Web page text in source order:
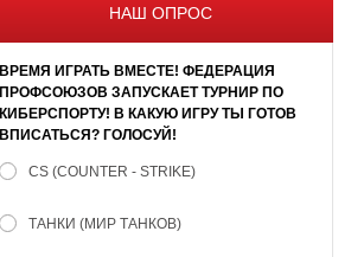
НАШ ОПРОС
ВРЕМЯ ИГРАТЬ ВМЕСТЕ! ФЕДЕРАЦИЯ
ПРОФСОЮЗОВ ЗАПУСКАЕТ ТУРНИР ПО
КИБЕРСПОРТУ! В КАКУЮ ИГРУ ТЫ ГОТОВ
ВПИСАТЬСЯ? ГОЛОСУЙ!
CS (COUNTER - STRIKE)
ТАНКИ (МИР ТАНКОВ)